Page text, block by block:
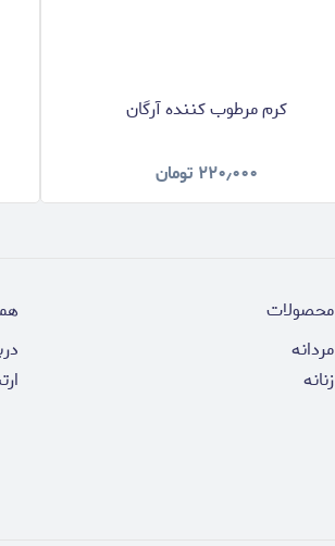
کرم مرطوب کننده آرگان
۲۲۰٫۰۰۰ تومان
محصولات
مردانه
زنانه